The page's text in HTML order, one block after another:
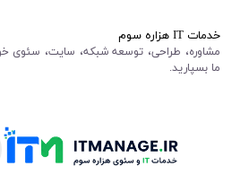
خدمات IT هزاره سوم
مشاوره، طراحی، توسعه شبکه، سایت، سئوی
ما بسپارید.